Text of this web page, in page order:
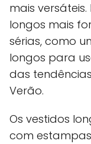
mais
longos mais
sérias, como
longos para
das
Verão.
Os vestidos
com